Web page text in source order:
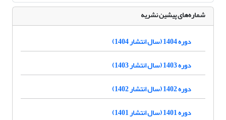
شماره‌های پیشین نشریه
دوره 1404 (سال انتشار 1404)
دوره 1403 (سال انتشار 1403)
دوره 1402 (سال انتشار 1402)
دوره 1401 (سال انتشار 1401)